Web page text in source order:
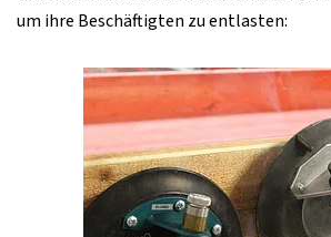
um ihre Beschäftigten zu entlasten: